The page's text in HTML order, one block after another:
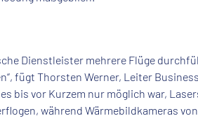
Dienstleister mehrere Flüge
fügt Thorsten Werner, Leiter
bis vor Kurzem nur möglich war,
während Wärmebildkameras